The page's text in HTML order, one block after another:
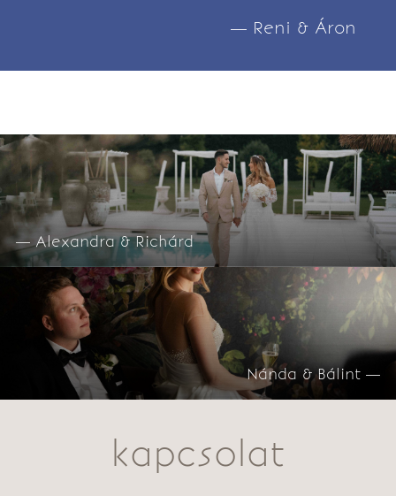
— Reni & Áron
— Alexandra & Richárd
Nánda & Bálint —
kapcsolat